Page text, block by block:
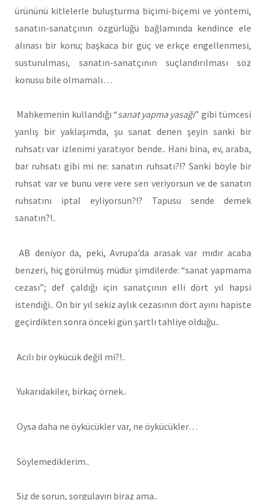
ürününü kitlelerle buluşturma biçimi-biçemi ve yöntemi,
sanatın-sanatçının özgürlüğü bağlamında kendince ele
alınası bir konu; başkaca bir güç ve erkçe engellenmesi,
susturulması, sanatın-sanatçının suçlandırılması söz
konusu bile olmamalı…
Mahkemenin kullandığı “sanat yapma yasağı” gibi tümcesi
yanlış bir yaklaşımda, şu sanat denen şeyin sanki bir
ruhsatı var izlenimi yaratıyor bende.. Hani bina, ev, araba,
bar ruhsatı gibi mi ne: sanatın ruhsatı?!? Sanki böyle bir
ruhsat var ve bunu vere vere sen veriyorsun ve de sanatın
ruhsatını iptal eyliyorsun?!? Tapusu sende demek
sanatın?!..
AB deniyor da, peki, Avrupa’da arasak var mıdır acaba
benzeri, hiç görülmüş müdür şimdilerde: “sanat yapmama
cezası”; def çaldığı için sanatçının elli dört yıl hapsi
istendiği.. On bir yıl sekiz aylık cezasının dört ayını hapiste
geçirdikten sonra önceki gün şartlı tahliye olduğu..
Acılı bir öykücük değil mi?!..
Yukarıdakiler, birkaç örnek..
Oysa daha ne öykücükler var, ne öykücükler…
Söylemediklerim..
Siz de sorun, sorgulayın biraz ama..